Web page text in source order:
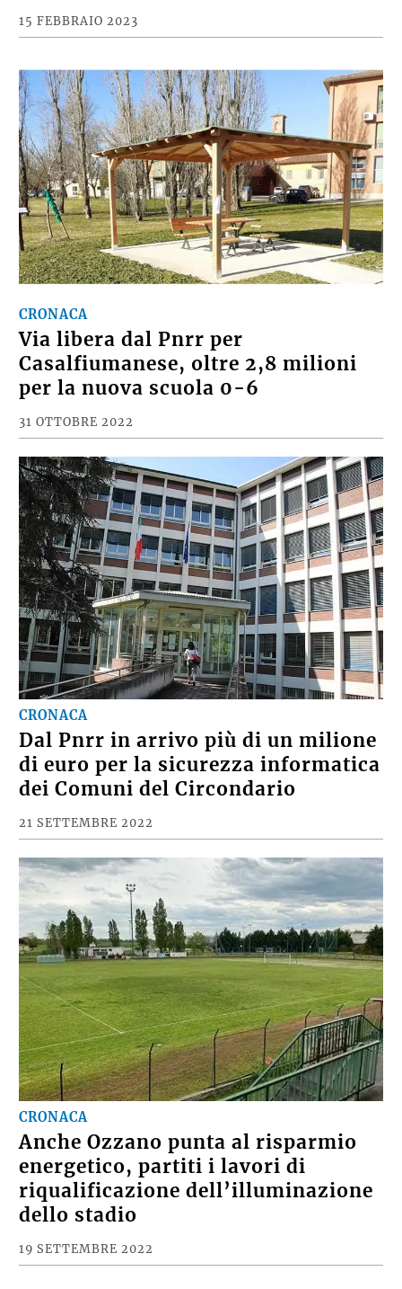
15 FEBBRAIO 2023
CRONACA
Via libera dal Pnrr per
Casalfiumanese, oltre 2,8 milioni
per la nuova scuola 0-6
31 OTTOBRE 2022
CRONACA
Dal Pnrr in arrivo più di un milione
di euro per la sicurezza informatica
dei Comuni del Circondario
21 SETTEMBRE 2022
CRONACA
Anche Ozzano punta al risparmio
energetico, partiti i lavori di
riqualificazione dell’illuminazione
dello stadio
19 SETTEMBRE 2022